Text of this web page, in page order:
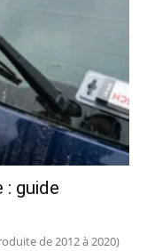
: guide
de 2012 à 2020)